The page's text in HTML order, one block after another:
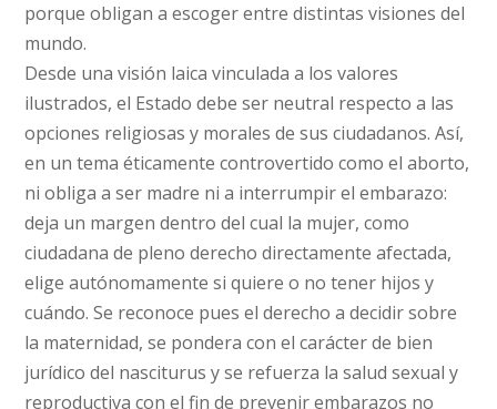
porque obligan a escoger entre distintas visiones del
mundo.
Desde una visión laica vinculada a los valores
ilustrados, el Estado debe ser neutral respecto a las
opciones religiosas y morales de sus ciudadanos. Así,
en un tema éticamente controvertido como el aborto,
ni obliga a ser madre ni a interrumpir el embarazo:
deja un margen dentro del cual la mujer, como
ciudadana de pleno derecho directamente afectada,
elige autónomamente si quiere o no tener hijos y
cuándo. Se reconoce pues el derecho a decidir sobre
la maternidad, se pondera con el carácter de bien
jurídico del nasciturus y se refuerza la salud sexual y
reproductiva con el fin de prevenir embarazos no